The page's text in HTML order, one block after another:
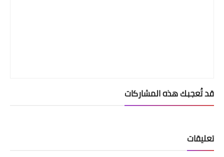
قد تُعجبك هذه المشاركات
تعليقات